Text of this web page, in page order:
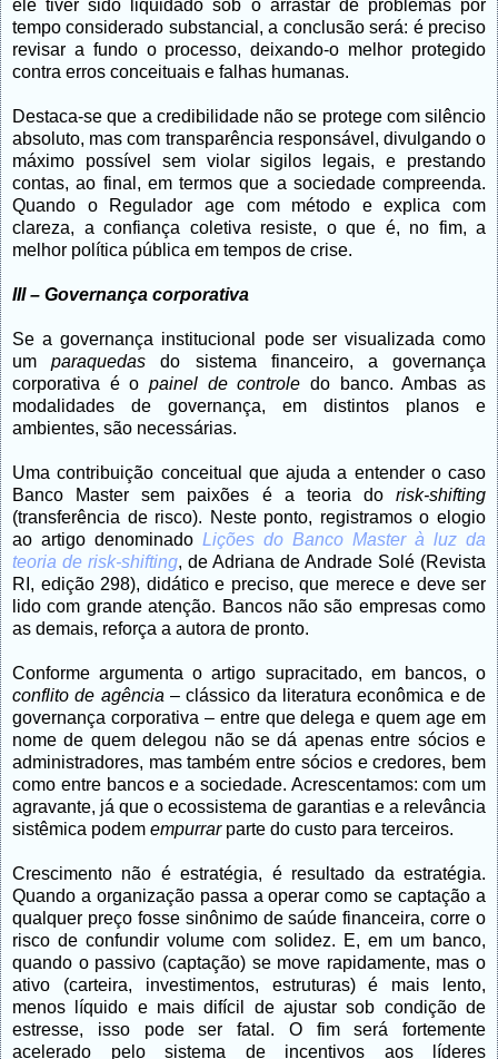
ele tiver sido liquidado sob o arrastar de problemas por
tempo considerado substancial, a conclusão será: é preciso
revisar a fundo o processo, deixando-o melhor protegido
contra erros conceituais e falhas humanas.
Destaca-se que a credibilidade não se protege com silêncio
absoluto, mas com transparência responsável, divulgando o
máximo possível sem violar sigilos legais, e prestando
contas, ao final, em termos que a sociedade compreenda.
Quando o Regulador age com método e explica com
clareza, a confiança coletiva resiste, o que é, no fim, a
melhor política pública em tempos de crise.
III – Governança corporativa
Se a governança institucional pode ser visualizada como
umparaquedasdo sistema financeiro, a governança
corporativa é o painel de controle do banco. Ambas as
modalidades de governança, em distintos planos e
ambientes, são necessárias.
Uma contribuição conceitual que ajuda a entender o caso
Banco Master sem paixões é a teoria do risk-shifting
(transferência de risco). Neste ponto, registramos o elogio
ao artigo denominado Lições do Banco Master à luz da
teoria de risk-shifting, de Adriana de Andrade Solé (Revista
RI, edição 298), didático e preciso, que merece e deve ser
lido com grande atenção. Bancos não são empresas como
as demais, reforça a autora de pronto.
Conforme argumenta o artigo supracitado, em bancos, o
conflito de agência – clássico da literatura econômica e de
governança corporativa – entre que delega e quem age em
nome de quem delegou não se dá apenas entre sócios e
administradores, mas também entre sócios e credores, bem
como entre bancos e a sociedade. Acrescentamos: com um
agravante, já que o ecossistema de garantias e a relevância
sistêmica podem empurrar parte do custo para terceiros.
Crescimento não é estratégia, é resultado da estratégia.
Quando a organização passa a operar como se captação a
qualquer preço fosse sinônimo de saúde financeira, corre o
risco de confundir volume com solidez. E, em um banco,
quando o passivo (captação) se move rapidamente, mas o
ativo (carteira, investimentos, estruturas) é mais lento,
menos líquido e mais difícil de ajustar sob condição de
estresse, isso pode ser fatal. O fim será fortemente
acelerado pelo sistema de incentivos aos líderes